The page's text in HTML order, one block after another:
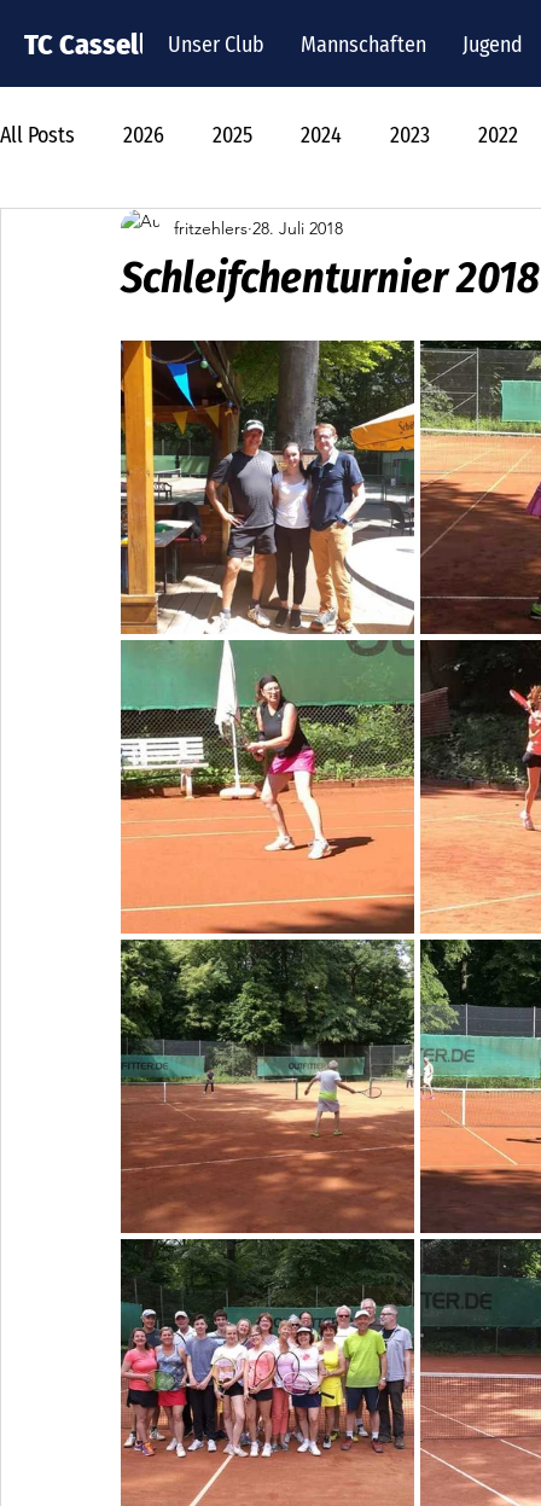
TC Cassella Unser Club Mannschaften Jugend
All Posts 2026 2025 2024 2023 2022
Schleifchenturnier 2018
fritzehlers 28. Juli 2018